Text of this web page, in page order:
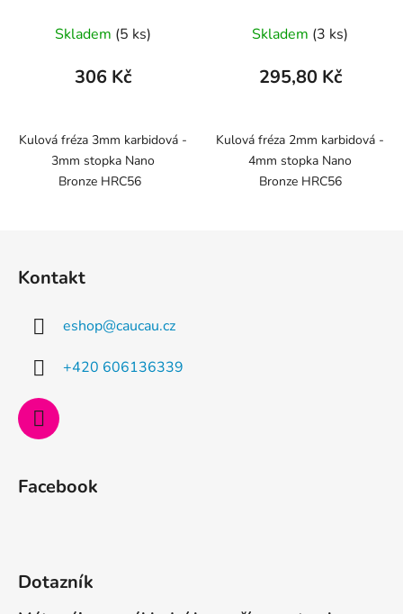
Skladem (5 ks)
306 Kč
Kulová fréza 3mm karbidová -
3mm stopka Nano
Bronze HRC56
Skladem (3 ks)
295,80 Kč
Kulová fréza 2mm karbidová -
4mm stopka Nano
Bronze HRC56
Kontakt
eshop@caucau.cz
+420 606136339
Facebook
Dotazník